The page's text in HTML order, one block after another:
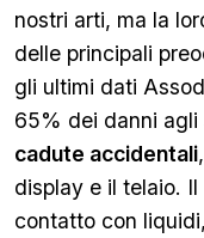
nostri arti, ma la
delle principali
gli ultimi dati
65% dei danni agli
cadute accidentali
display e il telaio.
contatto con